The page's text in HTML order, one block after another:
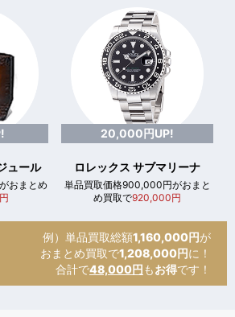
ュール
おまとめ
20,000円UP!
ロレックス サブマリーナ
単品買取価格900,000円がおまと
め買取で920,000円
例）単品買取総額1,160,000円が
おまとめ買取で1,208,000円に！
合計で48,000円 もお得です！